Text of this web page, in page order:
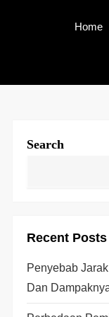
Home
Search
Recent Posts
Penyebab
Dan